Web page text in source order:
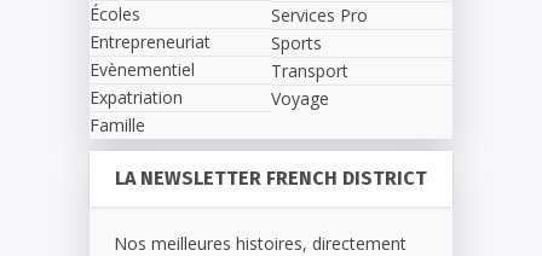
Écoles
Entrepreneuriat
Evènementiel
Expatriation
Famille
Services Pro
Sports
Transport
Voyage
LA NEWSLETTER FRENCH DISTRICT
Nos meilleures histoires, directement